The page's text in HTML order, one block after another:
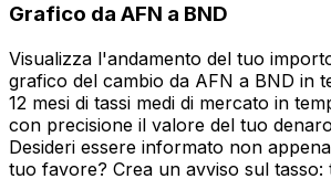
Grafico da AFN a BND
Visualizza l'andamento del tuo
grafico del cambio da AFN a BND in
12 mesi di tassi medi di mercato in
con precisione il valore del tuo
Desideri essere informato non
tuo favore? Crea un avviso sul tasso: